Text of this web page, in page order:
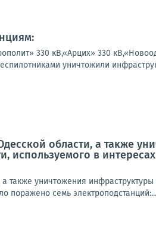
330 кВ,«Арцих» 330
уничтожили
области, а также
используемого в
уничтожения
поражено семь электроподстанций:...